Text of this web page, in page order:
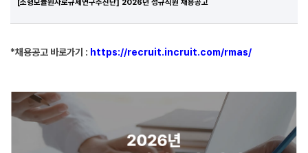
[소형모듈원자로규제연구추진단] 2026년 정규직원 채용공고
*채용공고 바로가기 : https://recruit.incruit.com/rmas/